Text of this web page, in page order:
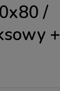
/
+